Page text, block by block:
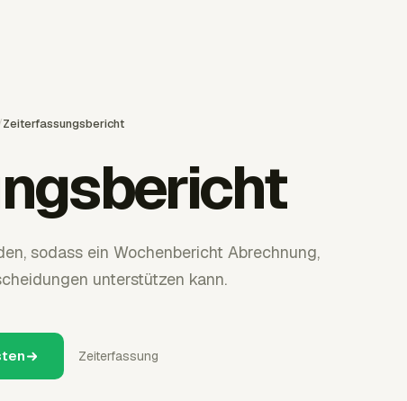
Zeiterfassungsbericht
sodass ein Wochenbericht Abrechnung,
unterstützen kann.
Zeiterfassung